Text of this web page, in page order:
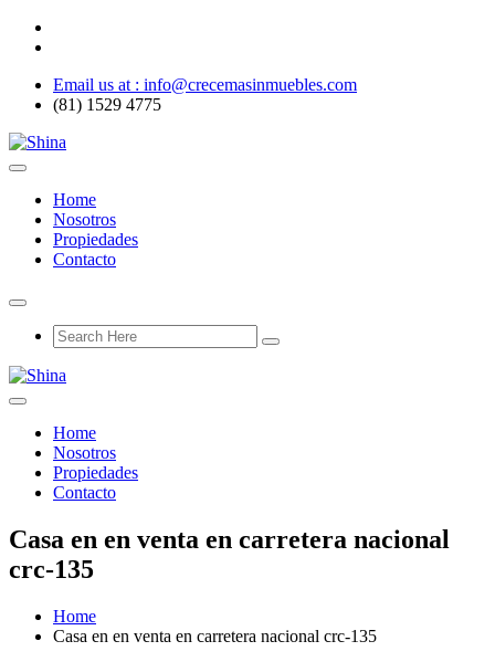
Email us at : info@crecemasinmuebles.com
(81) 1529 4775
Home
Nosotros
Propiedades
Contacto
Home
Nosotros
Propiedades
Contacto
Casa en en venta en carretera nacional
crc-135
Home
Casa en en venta en carretera nacional crc-135